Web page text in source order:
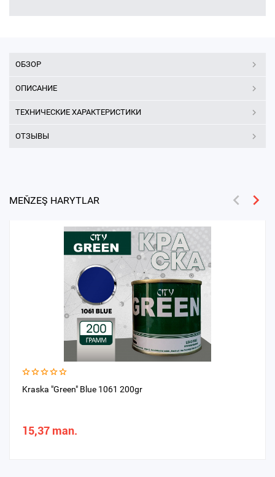
ОБЗОР
ОПИСАНИЕ
ТЕХНИЧЕСКИЕ ХАРАКТЕРИСТИКИ
ОТЗЫВЫ
MEŇZEŞ HARYTLAR
Kraska "Green" Blue 1061 200gr
15,37 man.